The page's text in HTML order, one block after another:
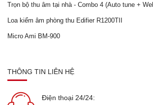
Trọn bộ thu âm tại nhà - Combo 4 (Auto tune +
Loa kiểm âm phòng thu Edifier R1200TII
Micro Ami BM-900
THÔNG TIN LIÊN HỆ
Điện thoại 24/24: